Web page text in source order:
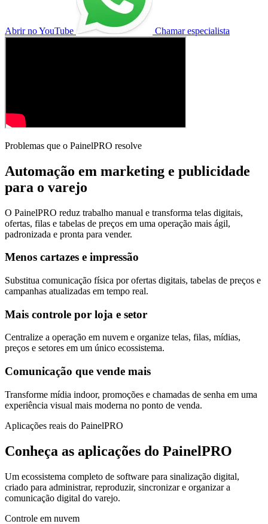
Abrir no YouTube Chamar especialista
Problemas que o PainelPRO resolve
Automação em marketing e publicidade
para o varejo
O PainelPRO reduz trabalho manual e transforma telas digitais,
ofertas, filas e tabelas de preços em uma operação mais ágil,
padronizada e pronta para vender.
Menos cartazes e impressão
Substitua comunicação física por ofertas digitais, tabelas de preços e
campanhas atualizadas em tempo real.
Mais controle por loja e setor
Centralize a operação em nuvem e organize telas, filas, mídias,
preços e setores em um único ecossistema.
Comunicação que vende mais
Transforme mídia indoor, promoções e chamadas de senha em uma
experiência visual mais moderna no ponto de venda.
Aplicações reais do PainelPRO
Conheça as aplicações do PainelPRO
Um ecossistema completo de software para sinalização digital,
criado para administrar, reproduzir, sincronizar e organizar a
comunicação digital do varejo.
Controle em nuvem